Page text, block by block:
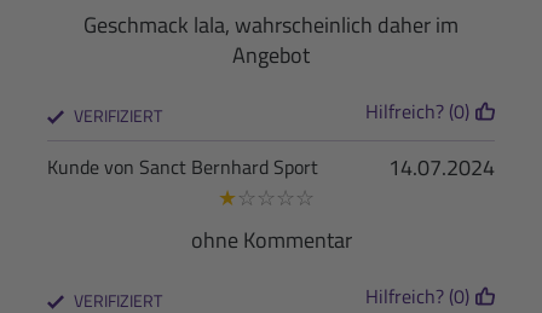
Geschmack lala, wahrscheinlich daher im
Angebot
VERIFIZIERT Hilfreich? (0)
14.07.2024
Kunde von Sanct Bernhard Sport
★☆☆☆☆
ohne Kommentar
VERIFIZIERT Hilfreich? (0)